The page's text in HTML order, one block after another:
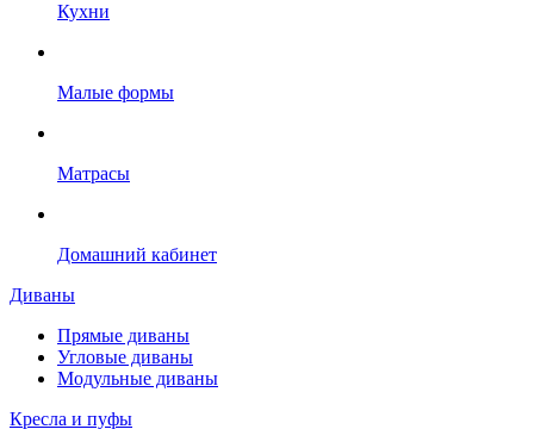
Кухни
Малые формы
Матрасы
Домашний кабинет
Диваны
Прямые диваны
Угловые диваны
Модульные диваны
Кресла и пуфы